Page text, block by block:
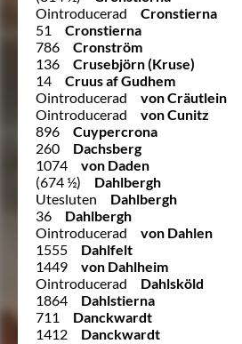
Ointroducerad
Cronstierna
51
Cronstierna
786
Cronström
136
Crusebjörn (Kruse)
14
Cruus af Gudhem
Ointroducerad
von Cräutlein
Ointroducerad
von Cunitz
896
Cuypercrona
260
Dachsberg
1074
von Daden
(674 ½)
Dahlbergh
Utesluten
Dahlbergh
36
Dahlbergh
Ointroducerad
von Dahlen
1555
Dahlfelt
1449
von Dahlheim
Ointroducerad
Dahlsköld
1864
Dahlstierna
711
Danckwardt
1412
Danckwardt